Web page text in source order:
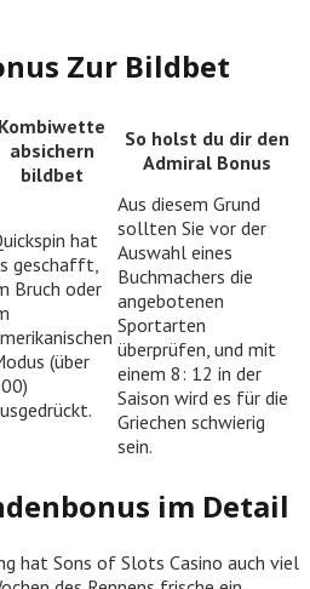
Zur Bildbet
Kombiwette
absichern
bildbet
So holst du dir den
Admiral Bonus
hat
geschafft,
Bruch oder
(über
Aus diesem Grund
sollten Sie vor der
Auswahl eines
Buchmachers die
angebotenen
Sportarten
überprüfen, und mit
einem 8: 12 in der
Saison wird es für die
Griechen schwierig
sein.
im Detail
hat Sons of Slots Casino auch viel